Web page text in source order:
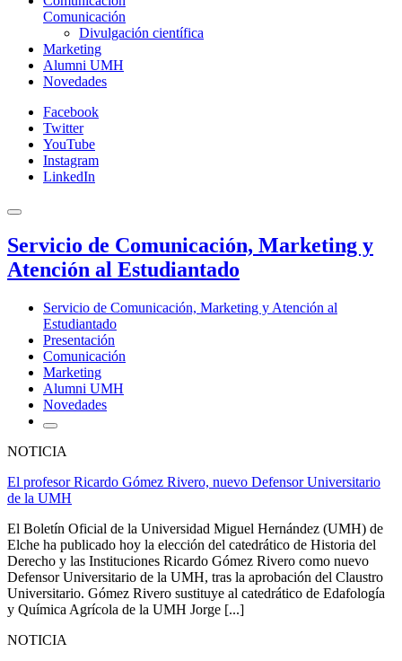
Comunicación
Divulgación científica
Marketing
Alumni UMH
Novedades
Facebook
Twitter
YouTube
Instagram
LinkedIn
Servicio de Comunicación, Marketing y
Atención al Estudiantado
Servicio de Comunicación, Marketing y Atención al
Estudiantado
Presentación
Comunicación
Marketing
Alumni UMH
Novedades
NOTICIA
El profesor Ricardo Gómez Rivero, nuevo Defensor Universitario
de la UMH
El Boletín Oficial de la Universidad Miguel Hernández (UMH) de
Elche ha publicado hoy la elección del catedrático de Historia del
Derecho y las Instituciones Ricardo Gómez Rivero como nuevo
Defensor Universitario de la UMH, tras la aprobación del Claustro
Universitario. Gómez Rivero sustituye al catedrático de Edafología
y Química Agrícola de la UMH Jorge [...]
NOTICIA